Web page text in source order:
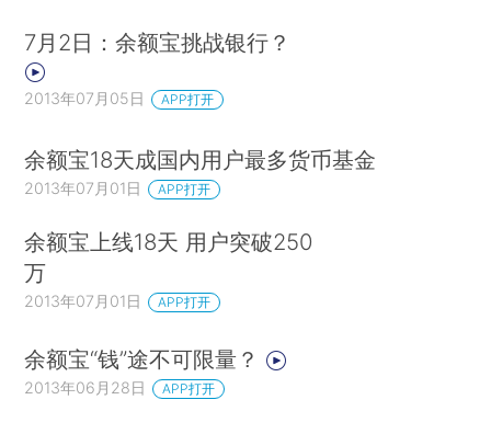
7月2日：余额宝挑战银行？
2013年07月05日 APP打开
余额宝18天成国内用户最多货币基金
2013年07月01日 APP打开
余额宝上线18天 用户突破250
万
2013年07月01日 APP打开
余额宝“钱”途不可限量？
2013年06月28日 APP打开